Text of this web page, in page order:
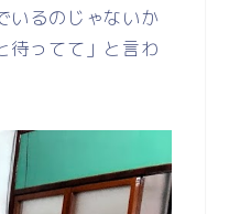
いるのじゃないか
待ってて」と言わ